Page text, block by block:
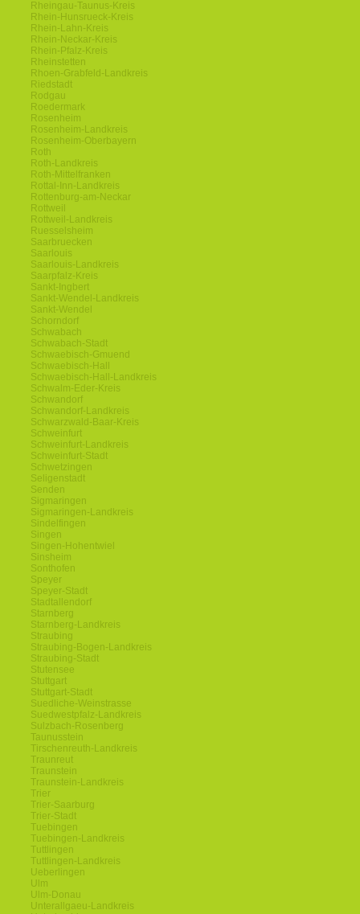
Rheingau-Taunus-Kreis
Rhein-Hunsrueck-Kreis
Rhein-Lahn-Kreis
Rhein-Neckar-Kreis
Rhein-Pfalz-Kreis
Rheinstetten
Rhoen-Grabfeld-Landkreis
Riedstadt
Rodgau
Roedermark
Rosenheim
Rosenheim-Landkreis
Rosenheim-Oberbayern
Roth
Roth-Landkreis
Roth-Mittelfranken
Rottal-Inn-Landkreis
Rottenburg-am-Neckar
Rottweil
Rottweil-Landkreis
Ruesselsheim
Saarbruecken
Saarlouis
Saarlouis-Landkreis
Saarpfalz-Kreis
Sankt-Ingbert
Sankt-Wendel-Landkreis
Sankt-Wendel
Schorndorf
Schwabach
Schwabach-Stadt
Schwaebisch-Gmuend
Schwaebisch-Hall
Schwaebisch-Hall-Landkreis
Schwalm-Eder-Kreis
Schwandorf
Schwandorf-Landkreis
Schwarzwald-Baar-Kreis
Schweinfurt
Schweinfurt-Landkreis
Schweinfurt-Stadt
Schwetzingen
Seligenstadt
Senden
Sigmaringen
Sigmaringen-Landkreis
Sindelfingen
Singen
Singen-Hohentwiel
Sinsheim
Sonthofen
Speyer
Speyer-Stadt
Stadtallendorf
Starnberg
Starnberg-Landkreis
Straubing
Straubing-Bogen-Landkreis
Straubing-Stadt
Stutensee
Stuttgart
Stuttgart-Stadt
Suedliche-Weinstrasse
Suedwestpfalz-Landkreis
Sulzbach-Rosenberg
Taunusstein
Tirschenreuth-Landkreis
Traunreut
Traunstein
Traunstein-Landkreis
Trier
Trier-Saarburg
Trier-Stadt
Tuebingen
Tuebingen-Landkreis
Tuttlingen
Tuttlingen-Landkreis
Ueberlingen
Ulm
Ulm-Donau
Unterallgaeu-Landkreis